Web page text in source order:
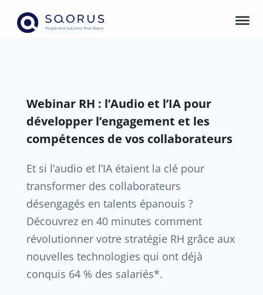
Webinar RH : l’Audio et l’IA pour
développer l’engagement et les
compétences de vos collaborateurs
Et si l’audio et l’IA étaient la clé pour
transformer des collaborateurs
désengagés en talents épanouis ?
Découvrez en 40 minutes comment
révolutionner votre stratégie RH grâce aux
nouvelles technologies qui ont déjà
conquis 64 % des salariés*.